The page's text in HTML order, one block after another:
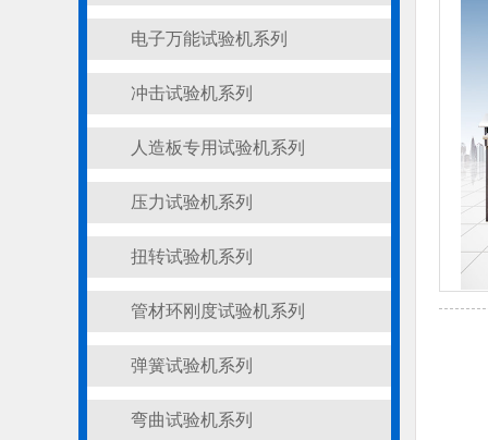
电子万能试验机系列
冲击试验机系列
人造板专用试验机系列
压力试验机系列
扭转试验机系列
管材环刚度试验机系列
弹簧试验机系列
弯曲试验机系列